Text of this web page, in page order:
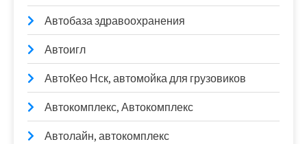
Автобаза здравоохранения
Автоигл
АвтоКео Нск, автомойка для грузовиков
Автокомплекс, Автокомплекс
Автолайн, автокомплекс